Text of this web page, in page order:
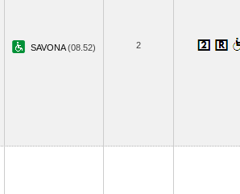
SAVONA(08.52) 2